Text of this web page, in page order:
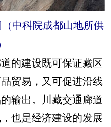
中科院成都山地所供
建设既可保证藏区
贸易，又可促进沿线
输出。川藏交通廊道
也是经济建设的发展